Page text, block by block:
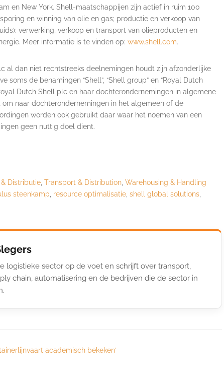
en New York. Shell-maatschappijen zijn actief in ruim 100
en winning van olie en gas; productie en verkoop van
verwerking, verkoop en transport van olieproducten en
Meer informatie is te vinden op: www.shell.com.
al dan niet rechtstreeks deelnemingen houdt zijn afzonderlijke
de benamingen “Shell”, “Shell group” en “Royal Dutch
Dutch Shell plc en haar dochterondernemingen in algemene
om naar dochterondernemingen in het algemeen of de
worden ook gebruikt daar waar het noemen van een
geen nuttig doel dient.
Distributie Transport & Distribution Warehousing & Handling
steenkamp resource optimalisatie shell global solutions
logistieke sector op de voet en schrijft over transport,
chain, automatisering en de bedrijven die de sector in
academisch bekeken’